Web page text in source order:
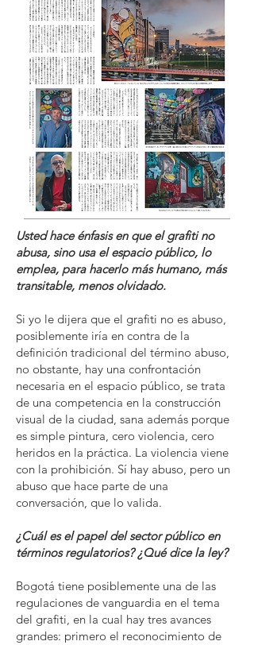
Usted hace énfasis en que el grafiti no
abusa, sino usa el espacio público, lo
emplea, para hacerlo más humano, más
transitable, menos olvidado.
Si yo le dijera que el grafiti no es abuso,
posiblemente iría en contra de la
definición tradicional del término abuso,
no obstante, hay una confrontación
necesaria en el espacio público, se trata
de una competencia en la construcción
visual de la ciudad, sana además porque
es simple pintura, cero violencia, cero
heridos en la práctica. La violencia viene
con la prohibición. Sí hay abuso, pero un
abuso que hace parte de una
conversación, que lo valida.
¿Cuál es el papel del sector público en
términos regulatorios? ¿Qué dice la ley?
Bogotá tiene posiblemente una de las
regulaciones de vanguardia en el tema
del grafiti, en la cual hay tres avances
grandes: primero el reconocimiento de